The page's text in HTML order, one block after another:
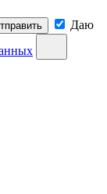
Даю